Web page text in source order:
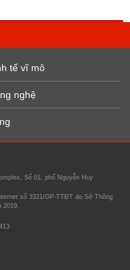
tế vĩ mô
nghệ
Số 01, phố Nguyễn Huy
số 3321/GP-TTĐT do Sở Thông
2019.